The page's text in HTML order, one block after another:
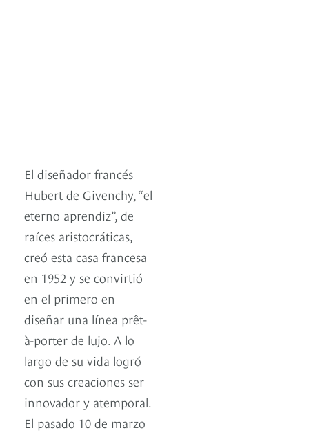
El diseñador francés
Hubert de Givenchy, “el
eterno aprendiz”, de
raíces aristocráticas,
creó esta casa francesa
en 1952 y se convirtió
en el primero en
diseñar una línea prêt-
à-porter de lujo. A lo
largo de su vida logró
con sus creaciones ser
innovador y atemporal.
El pasado 10 de marzo